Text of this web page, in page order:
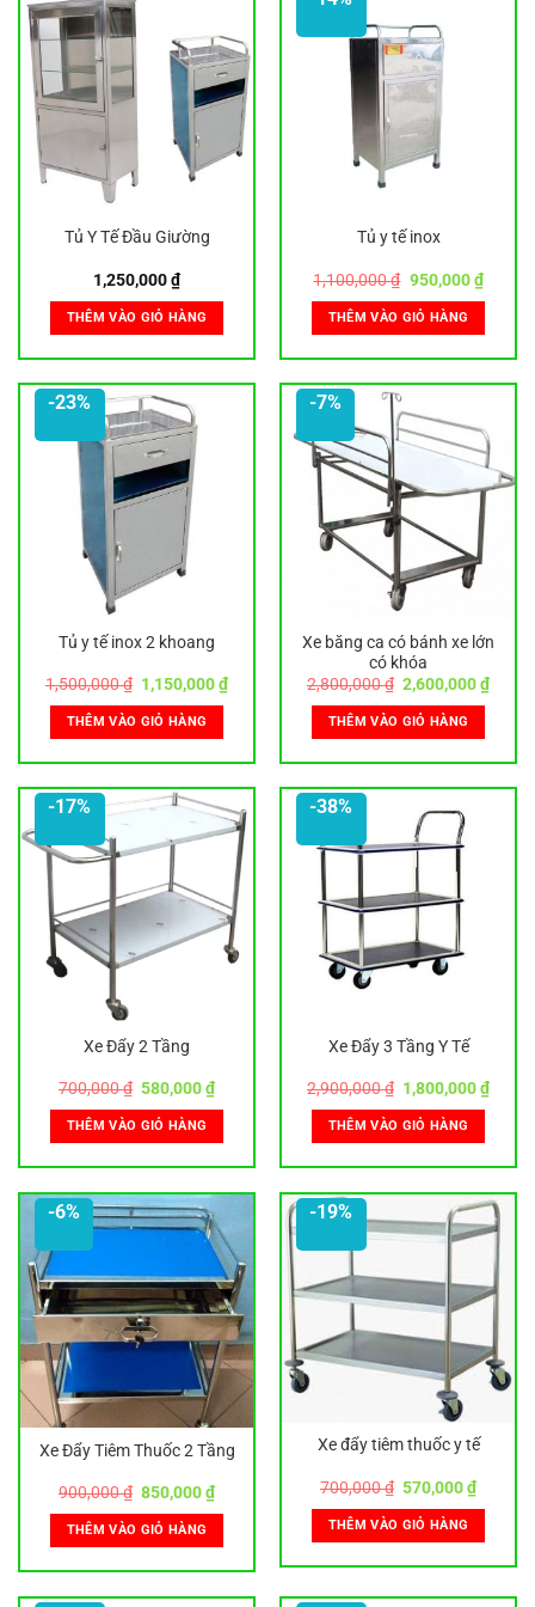
Tủ Y Tế Đầu Giường
1,250,000₫
THÊM VÀO GIỎ HÀNG
Tủ y tế inox
1,100,000₫ Giá
là:
1,100,000 ₫.
950,000₫Giá
hiện
THÊM VÀO GIỎ HÀNG
-23%
Tủ y tế inox 2 khoang
1,500,000₫ Giá
gốc
là:
1,500,000 ₫.
1,150,000₫Giá
hiện
1,150,000 ₫.
THÊM VÀO GIỎ HÀNG
-7%
Xe băng ca có bánh xe lớn
có khóa
2,800,000₫ Giá
gốc
là:
2,800,000 ₫.
2,600,000₫Giá
hiện
THÊM VÀO GIỎ HÀNG
-17%
Xe Đẩy 2 Tầng
700,000₫ Giá
là:
700,000 ₫.
580,000₫Giá
hiện
580,000 ₫.
THÊM VÀO GIỎ HÀNG
-38%
Xe Đẩy 3 Tầng Y Tế
2,900,000₫ Giá
gốc
là:
2,900,000 ₫.
1,800,000₫Giá
hiện
THÊM VÀO GIỎ HÀNG
-6%
Xe Đẩy Tiêm Thuốc 2 Tầng
900,000₫ Giá
là:
900,000 ₫.
850,000₫Giá
hiện
850,000 ₫.
THÊM VÀO GIỎ HÀNG
-19%
Xe đẩy tiêm thuốc y tế
700,000₫ Giá
là:
700,000 ₫.
570,000₫Giá
hiện
THÊM VÀO GIỎ HÀNG